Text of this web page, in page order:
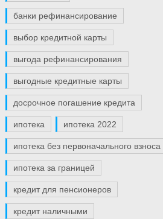
банки рефинансирование
выбор кредитной карты
выгода рефинансирования
выгодные кредитные карты
досрочное погашение кредита
ипотека ипотека 2022
ипотека без первоначального взноса
ипотека за границей
кредит для пенсионеров
кредит наличными